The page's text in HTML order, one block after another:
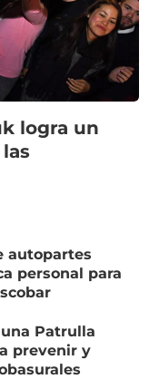
logra un
autopartes
personal para
Patrulla
prevenir y